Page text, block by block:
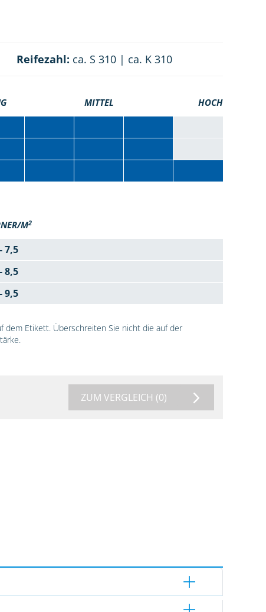
Reifezahl: ca. S 310 | ca. K 310
MITTEL HOCH
M2
7,5
8,5
9,5
dem Etikett. Überschreiten Sie nicht die auf der
ZUM VERGLEICH (0)